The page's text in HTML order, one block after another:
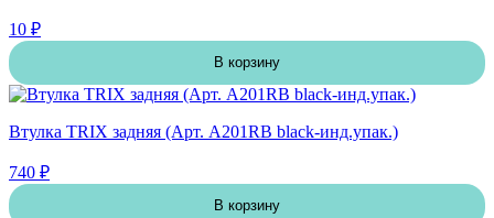
10 ₽
В корзину
Втулка TRIX задняя (Арт. A201RB black-инд.упак.)
740 ₽
В корзину